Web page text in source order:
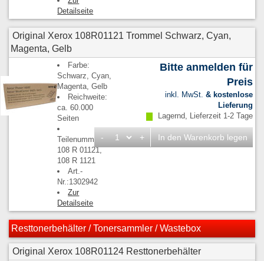
Detailseite
Original Xerox 108R01121 Trommel Schwarz, Cyan,
Magenta, Gelb
Farbe:
Schwarz, Cyan,
Magenta, Gelb
Reichweite:
ca. 60.000
Seiten
Teilenummern:
108 R 01121,
108 R 1121
Art.-
Nr.:1302942
Zur
Detailseite
Bitte anmelden für
Preis
inkl. MwSt. & kostenlose
Lieferung
Lagernd, Lieferzeit 1-2 Tage
- + In den Warenkorb legen
Resttonerbehälter / Tonersammler / Wastebox
Original Xerox 108R01124 Resttonerbehälter